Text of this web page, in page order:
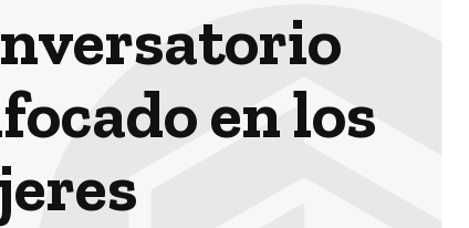
en los